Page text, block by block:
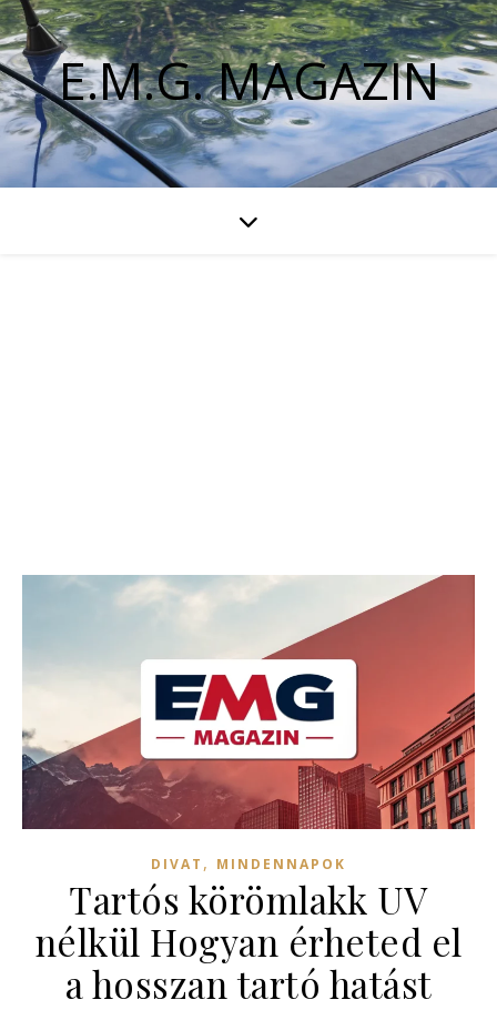
E.M.G. MAGAZIN
DIVAT , MINDENNAPOK
Tartós körömlakk UV
nélkül Hogyan érheted el
a hosszan tartó hatást